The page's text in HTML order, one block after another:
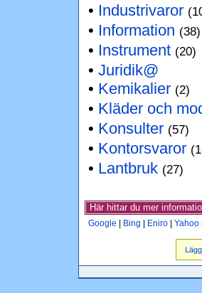
• Industrivaror
• Information (38)
• Instrument (20)
• Juridik@
• Kemikalier (2)
• Kläder och
• Konsulter (57)
• Kontorsvaror
• Lantbruk (27)
Här hittar du mer
Google Bing Eniro Yahoo